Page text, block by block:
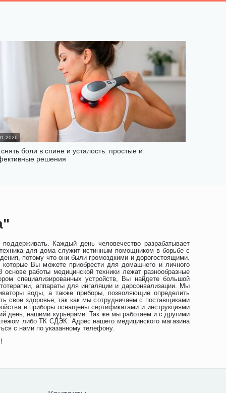
снять боли в спине и усталость: простые и
решения
Каждый день человечество разрабатывает
для дома служит истинным помощником в борьбе с
потому что они были громоздкими и дорогостоящими.
Вы можете приобрести для домашнего и личного
работы медицинской техники лежат разнообразные
специализированных устройств, Вы найдете большой
аппараты для ингаляции и дарсонвализации. Мы
воды, а также приборы, позволяющие определить
свое здоровье, так как мы сотрудничаем с поставщиками
и приборы оснащены сертификатами и инструкциями
день, нашими курьерами. Так же мы работаем и с другими
либо ТК СДЭК. Адрес нашего медицинского магазина
с нами по указанному телефону.